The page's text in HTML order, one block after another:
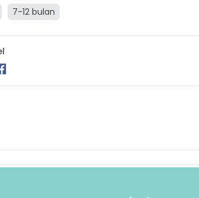
7-12 bulan